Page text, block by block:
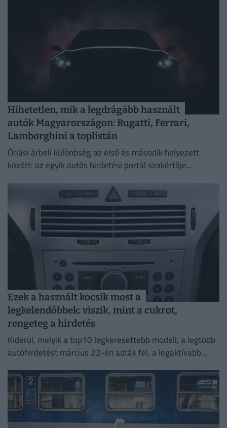
Hihetetlen, mik a legdrágább használt
autók Magyarországon: Bugatti, Ferrari,
Lamborghini a toplistán
Óriási árbeli különbség az első és második helyezett
között: az egyik autós hirdetési portál szakértője
Ezek a használt kocsik most a
legkelendőbbek: viszik, mint a cukrot,
rengeteg a hirdetés
Kiderül, melyik a top10 legkeresettebb modell, a legtöbb
autóhirdetést március 22-én adták fel, a legaktívabb